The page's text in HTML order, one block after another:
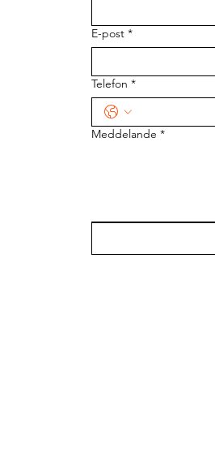
E-post *
Telefon *
Meddelande *